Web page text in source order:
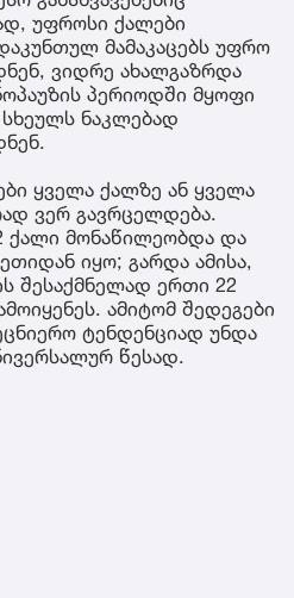
უფროსი ქალები
მამაკაცებს უფრო
ვიდრე ახალგაზრდა
პერიოდში მყოფი
ნაკლებად
ყველა ქალზე ან ყველა
ვერ გავრცელდება.
ქალი მონაწილეობდა და
იყო; გარდა ამისა,
შესაქმნელად ერთი 22
ამიტომ შედეგები
ტენდენციად უნდა
წესად.